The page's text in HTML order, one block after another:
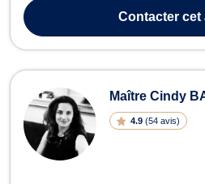
de son activité, Maître Marylène
d’enseignements au sein de la Facul...
Contactercet
Maître Cindy
4.9 (54 avis)